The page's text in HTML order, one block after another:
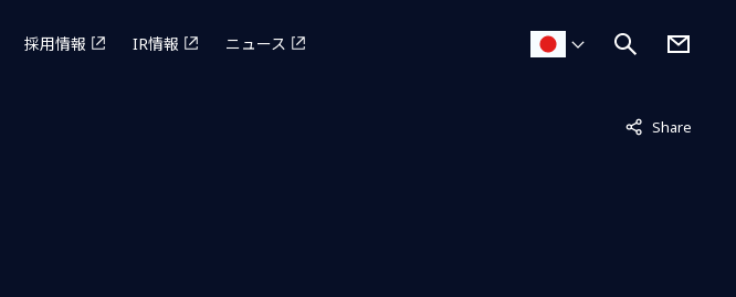
採用情報 IR情報 ニュース
Share
非表示中